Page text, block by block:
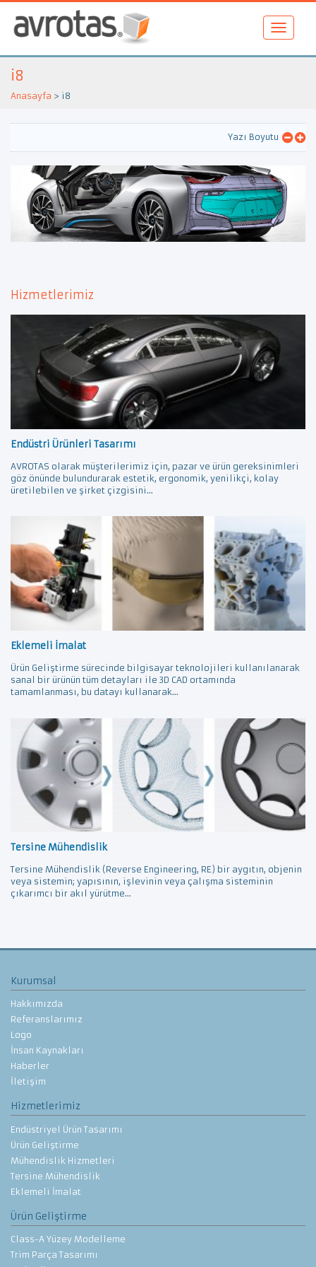
i8
Anasayfa > i8
Yazı Boyutu
Hizmetlerimiz
Endüstri Ürünleri Tasarımı
AVROTAS olarak müşterilerimiz için, pazar ve ürün gereksinimleri
göz önünde bulundurarak estetik, ergonomik, yenilikçi, kolay
üretilebilen ve şirket çizgisini...
Eklemeli İmalat
Ürün Geliştirme sürecinde bilgisayar teknolojileri kullanılanarak
sanal bir ürünün tüm detayları ile 3D CAD ortamında
tamamlanması, bu datayı kullanarak...
Tersine Mühendislik
Tersine Mühendislik (Reverse Engineering, RE) bir aygıtın, objenin
veya sistemin; yapısının, işlevinin veya çalışma sisteminin
çıkarımcı bir akıl yürütme...
Kurumsal
Hakkımızda
Referanslarımız
Logo
İnsan Kaynakları
Haberler
İletişim
Hizmetlerimiz
Endüstriyel Ürün Tasarımı
Ürün Geliştirme
Mühendislik Hizmetleri
Tersine Mühendislik
Eklemeli İmalat
Ürün Geliştirme
Class-A Yüzey Modelleme
Trim Parça Tasarımı